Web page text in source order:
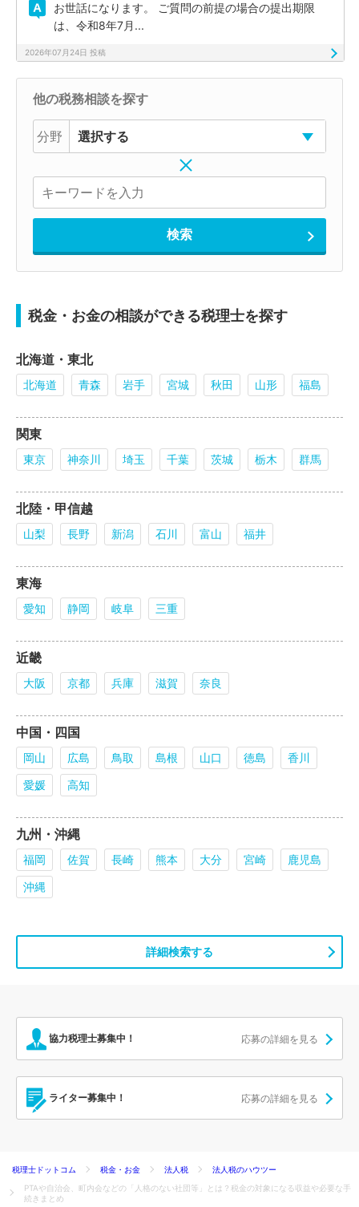
お世話になります。 ご質問の前提の場合の提出期限
は、令和8年7月...
2026年07月24日 投稿
他の税務相談を探す
分野
税金・お金の相談ができる税理士を探す
北海道・東北
北海道 青森 岩手 宮城 秋田 山形 福島
関東
東京 神奈川 埼玉 千葉 茨城 栃木 群馬
北陸・甲信越
山梨 長野 新潟 石川 富山 福井
東海
愛知 静岡 岐阜 三重
近畿
大阪 京都 兵庫 滋賀 奈良
中国・四国
岡山 広島 鳥取 島根 山口 徳島
香川
愛媛
高知
九州・沖縄
福岡 佐賀 長崎 熊本 大分 宮崎
鹿児島
沖縄
詳細検索する
協力税理士募集中！ 応募の詳細を見る
ライター募集中！ 応募の詳細を見る
税理士ドットコム 税金・お金 法人税
法人税のハウツー
PTAや自治会、町内会などの「人格のない社団等」とは？税金の対象になる収益や必要な手
続きまとめ